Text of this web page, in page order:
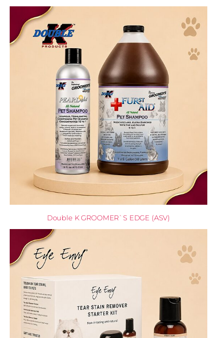
Double K GROOMER`S EDGE (ASV)